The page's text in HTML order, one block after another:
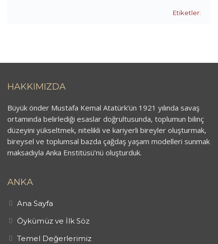
Etiketler:
HAKKIMIZDA
Büyük önder Mustafa Kemal Atatürk’ün 1921 yılında savaş
ortamında belirlediği esaslar doğrultusunda, toplumun bilinç
düzeyini yükseltmek, nitelikli ve kariyerli bireyler oluşturmak,
bireysel ve toplumsal bazda çağdaş yaşam modelleri sunmak
maksadıyla Anka Enstitüsü’nü oluşturduk.
ANKA
Ana Sayfa
Öykümüz ve İlk Söz
Temel Değerlerimiz